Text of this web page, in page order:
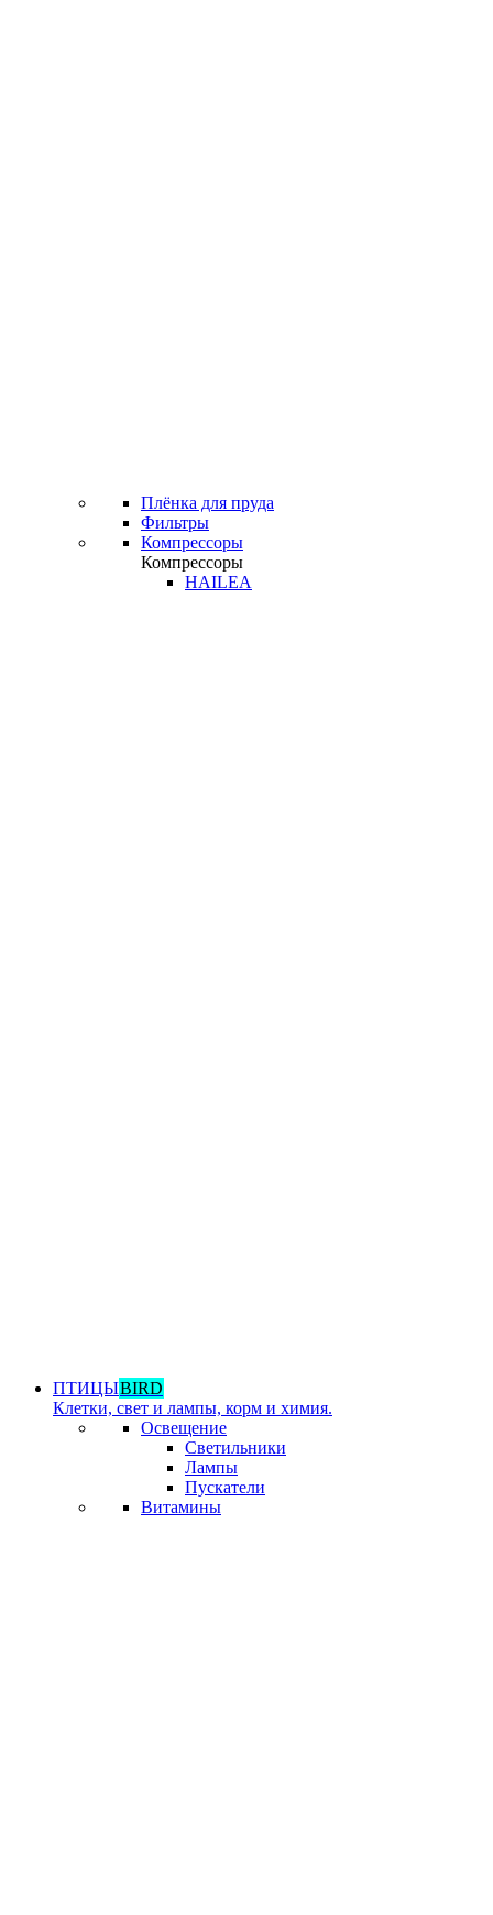
Плёнка для пруда
Фильтры
Компрессоры
Компрессоры
HAILEA
ПТИЦЫBIRD
Клетки, свет и лампы, корм и химия.
Освещение
Светильники
Лампы
Пускатели
Витамины